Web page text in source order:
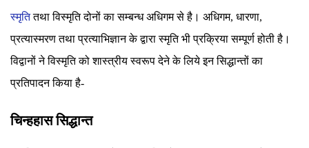
स्मृतितथा विस्मृति दोनों का सम्बन्ध अधिगम से है। अधिगम, धारणा,
प्रत्यास्मरण तथा प्रत्याभिज्ञान के द्वारा स्मृति भी प्रक्रिया सम्पूर्ण होती है।
विद्वानों ने विस्मृति को शास्त्रीय स्वरूप देने के लिये इन सिद्धान्तों का
प्रतिपादन किया है-
चिन्हहास सिद्धान्त